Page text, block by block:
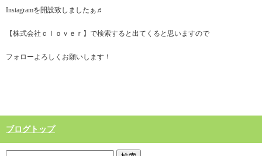
Instagramを開設致しましたぁ♬
【株式会社ｃｌｏｖｅｒ】で検索すると出てくると思いますので
フォローよろしくお願いします！
ブログトップ